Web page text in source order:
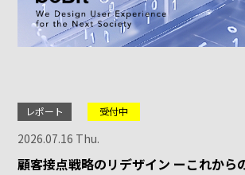
レポート 受付中
2026.07.16 Thu.
顧客接点戦略のリデザイン ーこれから